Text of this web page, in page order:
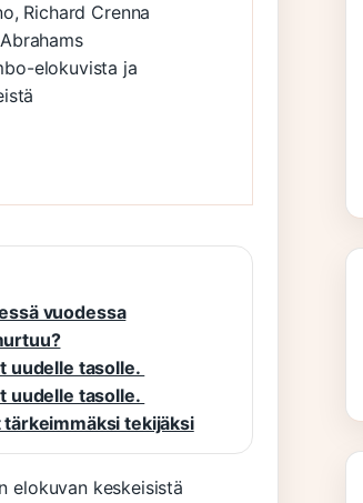
Richard Crenna
elokuvista ja
vuodessa
uudelle tasolle.
uudelle tasolle.
tekijäksi
elokuvan keskeisistä